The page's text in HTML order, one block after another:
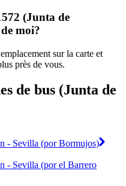
(Junta de
moi?
sur la carte et
près de vous.
de bus (Junta de
- Sevilla (por Bormujos)
- Sevilla (por el Barrero